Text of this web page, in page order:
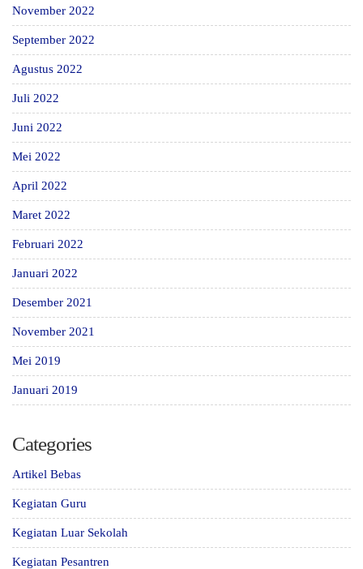
November 2022
September 2022
Agustus 2022
Juli 2022
Juni 2022
Mei 2022
April 2022
Maret 2022
Februari 2022
Januari 2022
Desember 2021
November 2021
Mei 2019
Januari 2019
Categories
Artikel Bebas
Kegiatan Guru
Kegiatan Luar Sekolah
Kegiatan Pesantren